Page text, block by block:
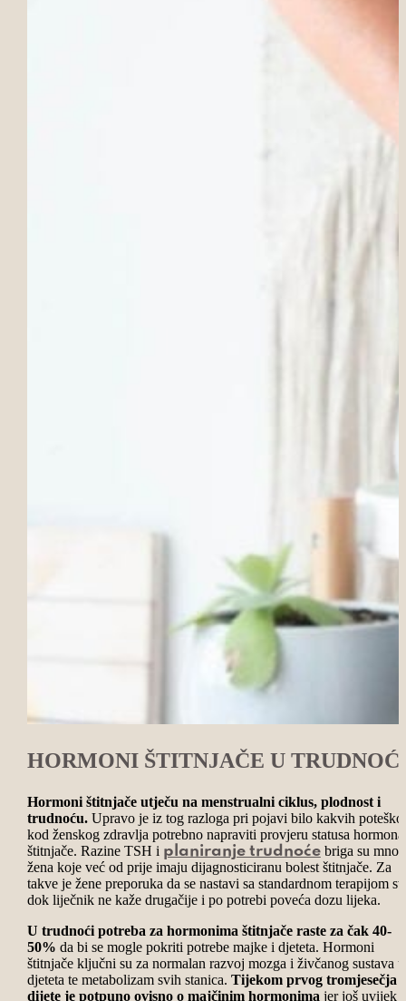
HORMONI ŠTITNJAČE U
Hormoni štitnjače utječu na menstrualni ciklus, plodnost i
trudnoću.Upravo je iz tog razloga pri pojavi bilo kakvih
kod ženskog zdravlja potrebno napraviti provjeru statusa hormona
štitnjače. Razine TSH i planiranje trudnoćebriga su
žena koje već od prije imaju dijagnosticiranu bolest štitnjače. Za
takve je žene preporuka da se nastavi sa standardnom terapijom
dok liječnik ne kaže drugačije i po potrebi poveća dozu lijeka.
U trudnoći potreba za hormonima štitnjače raste za čak 40-
50% da bi se mogle pokriti potrebe majke i djeteta. Hormoni
štitnjače ključni su za normalan razvoj mozga i živčanog sustava u
djeteta te metabolizam svih stanica. Tijekom prvog tromjesečja
dijete je potpuno ovisno o majčinim hormonima jer još uvijek